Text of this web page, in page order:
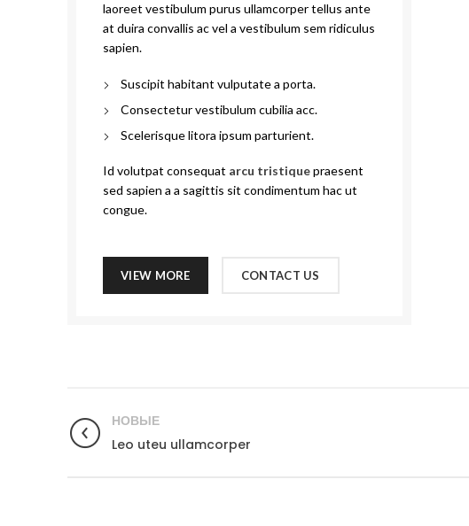
laoreet vestibulum purus ullamcorper tellus ante
at duira convallis ac vel a vestibulum sem ridiculus
sapien.
Suscipit habitant vulputate a porta.
Consectetur vestibulum cubilia acc.
Scelerisque litora ipsum parturient.
Id volutpat consequat arcu tristiquepraesent
sed sapien a a sagittis sit condimentum hac ut
congue.
VIEW MORE CONTACT US
НОВЫЕ
Leo uteu ullamcorper